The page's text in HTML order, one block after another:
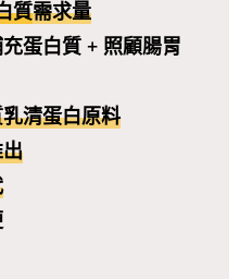
質需求量
充蛋白質 + 照顧腸胃
清蛋白原料